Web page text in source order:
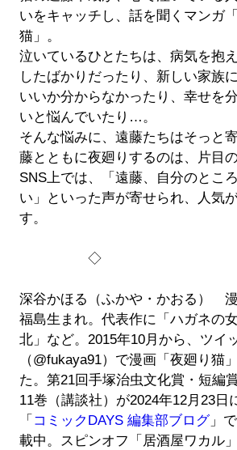
いをキャッチし、話を聞くマンガ
猫」。
泣いているひとたちは、病気を抱
したばかりだったり、新しい家族
いいか分からなかったり、幸せを
いと悩んでいたり…。
そんな悩みに、遠藤たちはそっと
藤とともに夜廻りするのは、片目
SNS上では、「遠藤、自分のとこ
い」といった声が寄せられ、人気
す。
◇
深谷かほる（ふかや・かおる） 漫
福島生まれ。代表作に「ハガネの
北」など。2015年10月から、ツイ
（@fukaya91）で漫画「夜廻り猫
た。第21回手塚治虫文化賞・短編
11巻（講談社）が2024年12月23日
「 コミックDAYS 編集部ブログ」
載中。スピンオフ「居酒屋ワカル